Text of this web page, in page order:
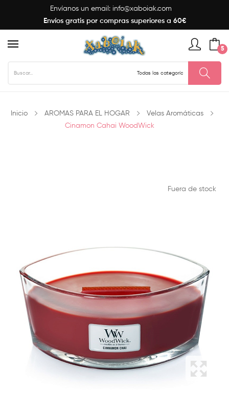
Envíanos un email: info@xaboiak.com
Envíos gratis por compras superiores a 60€
5
Inicio AROMAS PARA EL HOGAR
Velas Aromáticas
Cinamon Cahai WoodWick
Fuera de stock